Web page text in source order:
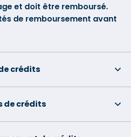
et doit être remboursé.
de remboursement avant
crédits
de crédits